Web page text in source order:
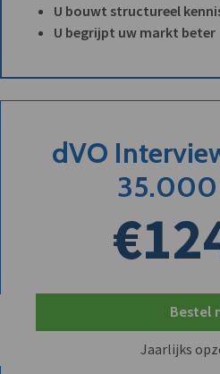
U bouwt structureel
U begrijpt uw markt beter
dVO
35.000
Bestel
Jaarlijks